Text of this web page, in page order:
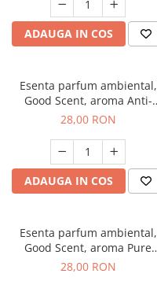
ADAUGA IN COS
Esenta parfum ambiental,
Good Scent, aroma Anti-
Tobacco, 20 g
28,00 RON
ADAUGA IN COS
Esenta parfum ambiental,
Good Scent, aroma Pure
White Musc, 20 g
28,00 RON